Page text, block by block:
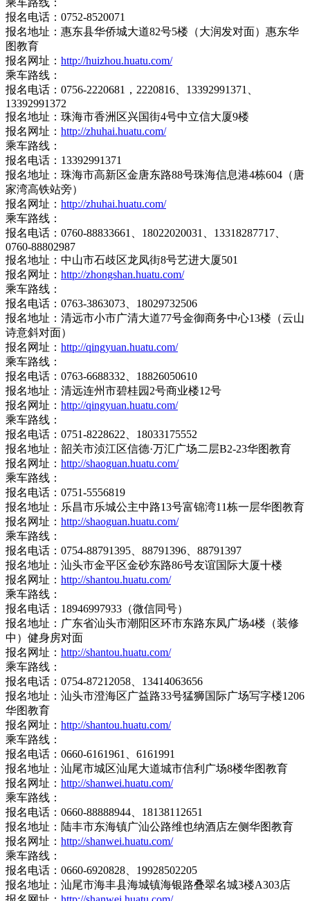
乘车路线：
报名电话：0752-8520071
报名地址：惠东县华侨城大道82号5楼（大润发对面）惠东华
图教育
报名网址： http://huizhou.huatu.com/
乘车路线：
报名电话：0756-2220681，2220816、13392991371、
13392991372
报名地址：珠海市香洲区兴国街4号中立信大厦9楼
报名网址： http://zhuhai.huatu.com/
乘车路线：
报名电话：13392991371
报名地址：珠海市高新区金唐东路88号珠海信息港4栋604（唐
家湾高铁站旁）
报名网址： http://zhuhai.huatu.com/
乘车路线：
报名电话：0760-88833661、18022020031、13318287717、
0760-88802987
报名地址：中山市石歧区龙凤街8号艺进大厦501
报名网址： http://zhongshan.huatu.com/
乘车路线：
报名电话：0763-3863073、18029732506
报名地址：清远市小市广清大道77号金御商务中心13楼（云山
诗意斜对面）
报名网址： http://qingyuan.huatu.com/
乘车路线：
报名电话：0763-6688332、18826050610
报名地址：清远连州市碧桂园2号商业楼12号
报名网址： http://qingyuan.huatu.com/
乘车路线：
报名电话：0751-8228622、18033175552
报名地址：韶关市浈江区信德·万汇广场二层B2-23华图教育
报名网址： http://shaoguan.huatu.com/
乘车路线：
报名电话：0751-5556819
报名地址：乐昌市乐城公主中路13号富锦湾11栋一层华图教育
报名网址： http://shaoguan.huatu.com/
乘车路线：
报名电话：0754-88791395、88791396、88791397
报名地址：汕头市金平区金砂东路86号友谊国际大厦十楼
报名网址： http://shantou.huatu.com/
乘车路线：
报名电话：18946997933（微信同号）
报名地址：广东省汕头市潮阳区环市东路东凤广场4楼（装修
中）健身房对面
报名网址： http://shantou.huatu.com/
乘车路线：
报名电话：0754-87212058、13414063656
报名地址：汕头市澄海区广益路33号猛狮国际广场写字楼1206
华图教育
报名网址： http://shantou.huatu.com/
乘车路线：
报名电话：0660-6161961、6161991
报名地址：汕尾市城区汕尾大道城市信利广场8楼华图教育
报名网址： http://shanwei.huatu.com/
乘车路线：
报名电话：0660-88888944、18138112651
报名地址：陆丰市东海镇广汕公路维也纳酒店左侧华图教育
报名网址： http://shanwei.huatu.com/
乘车路线：
报名电话：0660-6920828、19928502205
报名地址：汕尾市海丰县海城镇海银路叠翠名城3楼A303店